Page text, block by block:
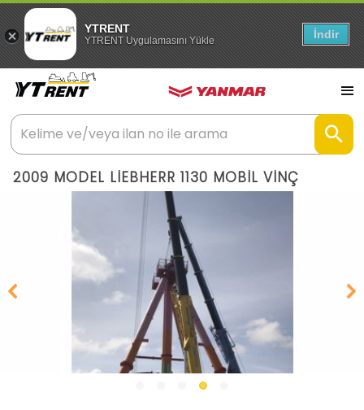
YTRENT
YTRENT Uygulamasını Yükle İndir
2009 MODEL LİEBHERR 1130 MOBİL VİNÇ